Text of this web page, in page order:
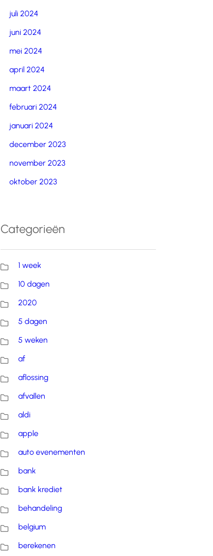
juli 2024
juni 2024
mei 2024
april 2024
maart 2024
februari 2024
januari 2024
december 2023
november 2023
oktober 2023
Categorieën
1 week
10 dagen
2020
5 dagen
5 weken
af
aflossing
afvallen
aldi
apple
auto evenementen
bank
bank krediet
behandeling
belgium
berekenen